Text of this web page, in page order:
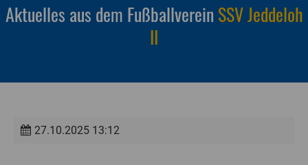
Aktuelles aus dem Fußballverein SSV Jeddeloh
II
27.10.2025 13:12